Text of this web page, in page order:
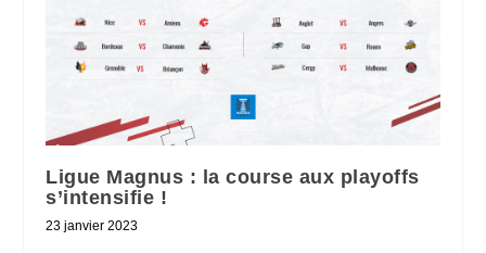
Ligue Magnus : la course aux playoffs
s’intensifie !
23 janvier 2023